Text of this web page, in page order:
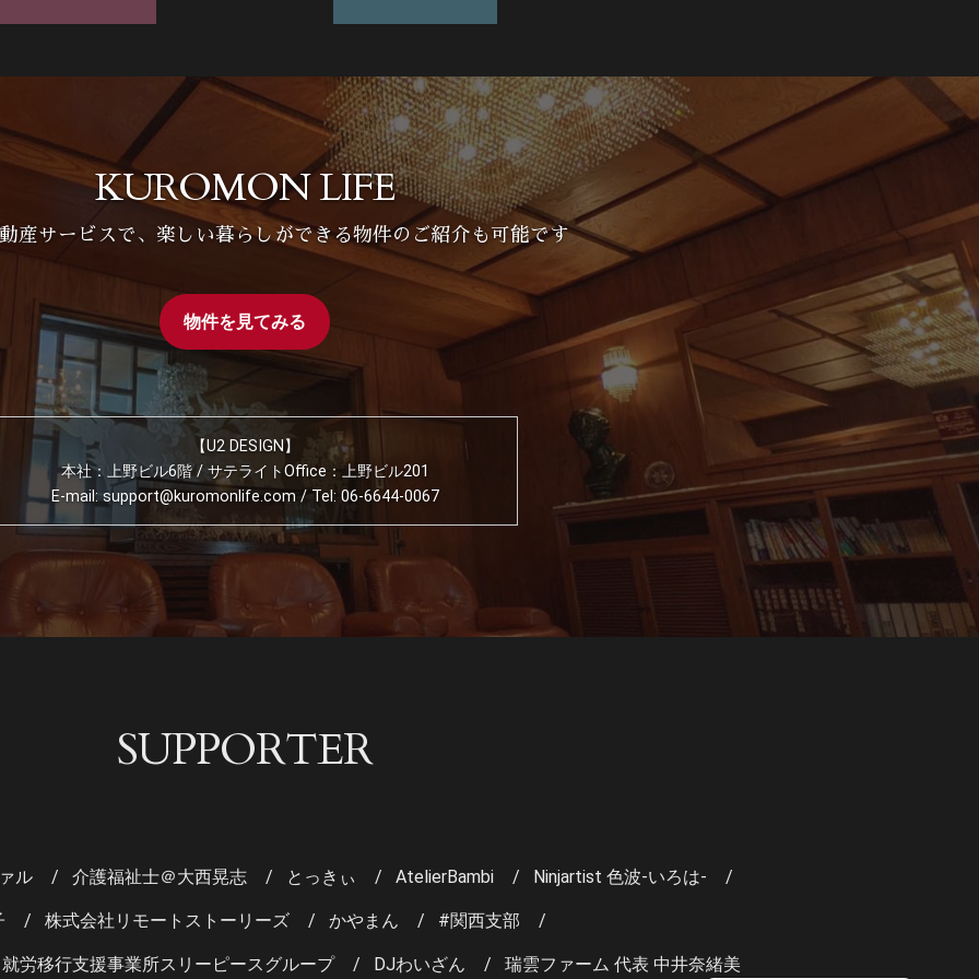
KUROMON LIFE
産サービスで、楽しい暮らしができる物件のご紹介も可能です
物件を見てみる
【U2 DESIGN】
本社：上野ビル6階 / サテライトOffice：上野ビル201
E-mail: support@kuromonlife.com / Tel: 06-6644-0067
SUPPORTER
ル 介護福祉士＠大西晃志 とっきぃ AtelierBambi Ninjartist 色波-いろは-
株式会社リモートストーリーズ かやまん #関西支部
労移行支援事業所スリーピースグループ DJわいざん 瑞雲ファーム 代表 中井奈緒美